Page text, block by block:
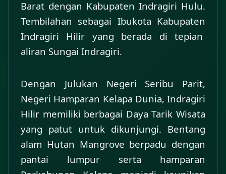
Barat dengan Kabupaten Indragiri Hulu.
Tembilahan sebagai Ibukota Kabupaten
Indragiri Hilir yang berada di tepian
aliran Sungai Indragiri.
Dengan Julukan Negeri Seribu Parit,
Negeri Hamparan Kelapa Dunia, Indragiri
Hilir memiliki berbagai Daya Tarik Wisata
yang patut untuk dikunjungi. Bentang
alam Hutan Mangrove berpadu dengan
pantai lumpur serta hamparan